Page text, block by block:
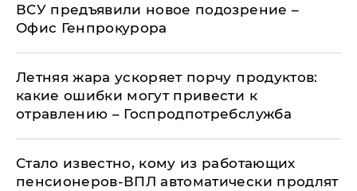
ВСУ предъявили новое подозрение –
Офис Генпрокурора
Летняя жара ускоряет порчу продуктов:
какие ошибки могут привести к
отравлению – Госпродпотребслужба
Стало известно, кому из работающих
пенсионеров-ВПЛ автоматически продлят